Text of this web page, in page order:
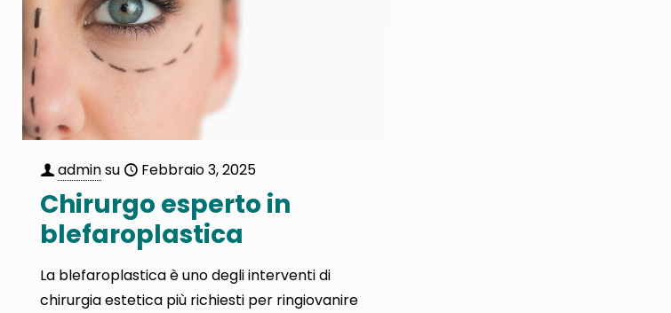
adminsu Febbraio 3, 2025
Chirurgo esperto in
blefaroplastica
La blefaroplastica è uno degli interventi di
chirurgia estetica più richiesti per ringiovanire